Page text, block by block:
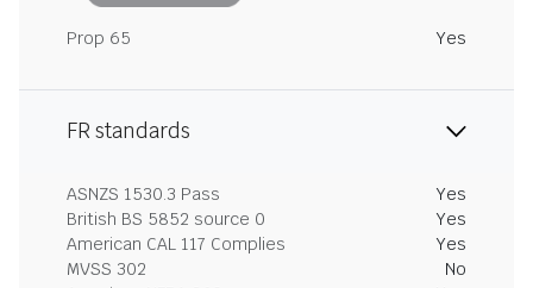
Prop 65 Yes
FR standards
ASNZS 1530.3 Pass
Yes
British BS 5852 source 0
Yes
American CAL 117 Complies
Yes
MVSS 302
No